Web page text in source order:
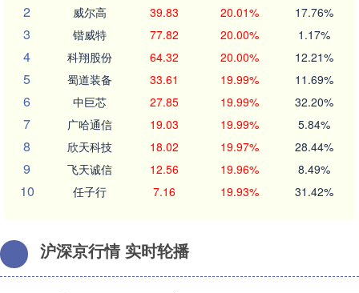
2 威尔高 39.83 20.01% 17.76%
3 锴威特 77.82 20.00% 1.17%
4 科翔股份 64.32 20.00% 12.21%
5 蜀道装备 33.61 19.99% 11.69%
6 中巨芯 27.85 19.99% 32.20%
7 广哈通信 19.03 19.99% 5.84%
8 欣天科技 18.02 19.97% 28.44%
9 飞天诚信 12.56 19.96% 8.49%
10 任子行 7.16 19.93% 31.42%
沪深京行情 实时轮播